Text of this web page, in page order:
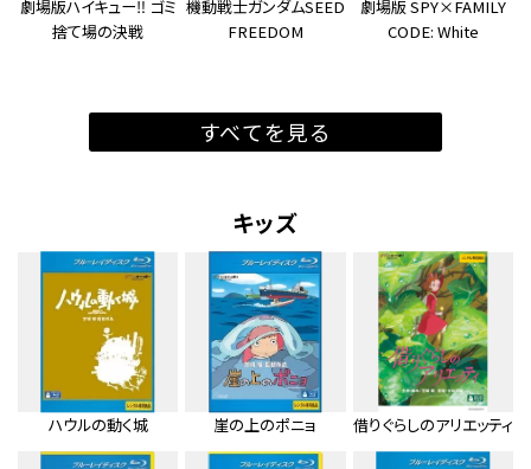
劇場版ハイキュー‼ ゴミ
捨て場の決戦
機動戦士ガンダムSEED
FREEDOM
劇場版 SPY×FAMILY
CODE: White
すべてを見る
キッズ
ハウルの動く城 崖の上のポニョ 借りぐらしのアリエッティ